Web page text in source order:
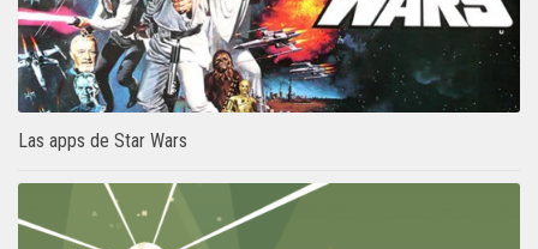
Las apps de Star Wars